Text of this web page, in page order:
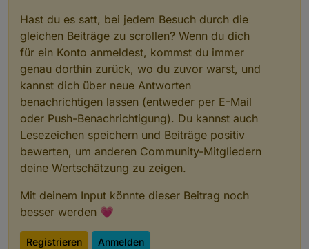
Hast du es satt, bei jedem Besuch durch die
gleichen Beiträge zu scrollen? Wenn du dich
für ein Konto anmeldest, kommst du immer
genau dorthin zurück, wo du zuvor warst, und
kannst dich über neue Antworten
benachrichtigen lassen (entweder per E-Mail
oder Push-Benachrichtigung). Du kannst auch
Lesezeichen speichern und Beiträge positiv
bewerten, um anderen Community-Mitgliedern
deine Wertschätzung zu zeigen.
Mit deinem Input könnte dieser Beitrag noch
besser werden 💗
Registrieren Anmelden